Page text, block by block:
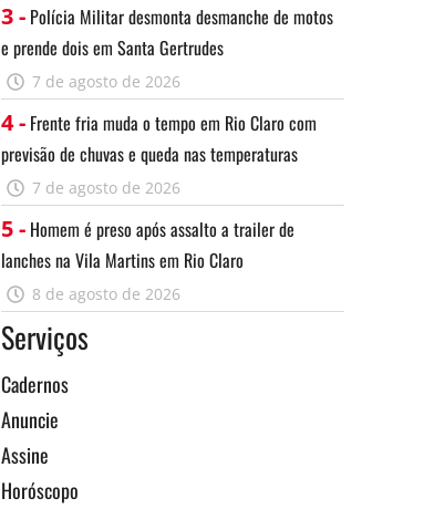
3 - Polícia Militar desmonta desmanche de motos
e prende dois em Santa Gertrudes
7 de agosto de 2026
4 - Frente fria muda o tempo em Rio Claro com
previsão de chuvas e queda nas temperaturas
7 de agosto de 2026
5 - Homem é preso após assalto a trailer de
lanches na Vila Martins em Rio Claro
8 de agosto de 2026
Serviços
Cadernos
Anuncie
Assine
Horóscopo